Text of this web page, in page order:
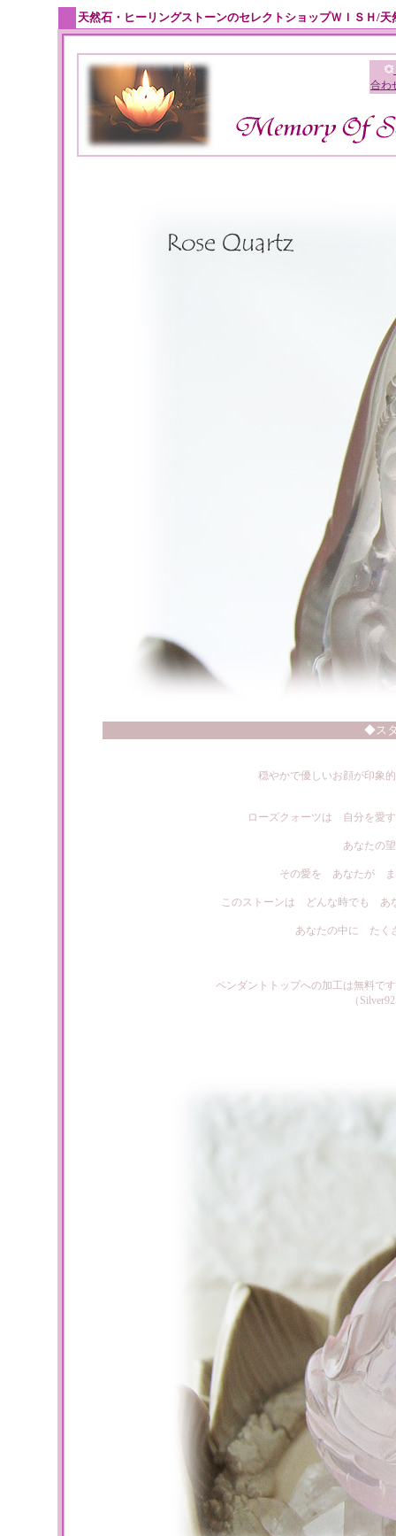
天然石・ヒーリングストーンのセレクトショップＷＩＳＨ/
合わ
◆ス
穏やかで優しいお顔が印象
ローズクォーツは 自分を愛
あなたの
その愛を あなたが ま
このストーンは どんな時でも あ
あなたの中に たく
ペンダントトップへの加工は無料で
（